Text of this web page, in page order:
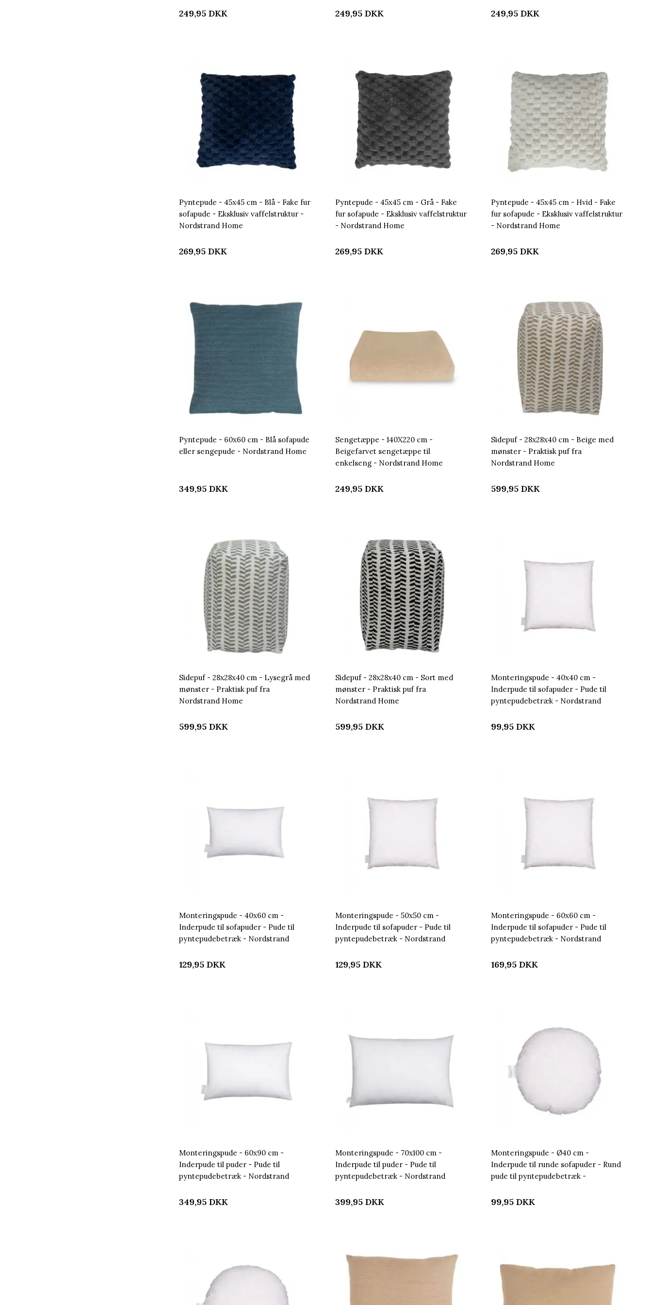
249,95 DKK 249,95 DKK 249,95 DKK
Pyntepude - 45x45 cm - Blå - Fake fur
sofapude - Eksklusiv vaffelstruktur -
Nordstrand Home
269,95 DKK
Pyntepude - 45x45 cm - Grå - Fake
fur sofapude - Eksklusiv vaffelstruktur
- Nordstrand Home
269,95 DKK
Pyntepude - 45x45 cm - Hvid - Fake
fur sofapude - Eksklusiv vaffelstruktur
- Nordstrand Home
269,95 DKK
Pyntepude - 60x60 cm - Blå sofapude
eller sengepude - Nordstrand Home
349,95 DKK
Sengetæppe - 140X220 cm -
Beigefarvet sengetæppe til
enkelseng - Nordstrand Home
249,95 DKK
Sidepuf - 28x28x40 cm - Beige med
mønster - Praktisk puf fra
Nordstrand Home
599,95 DKK
Sidepuf - 28x28x40 cm - Lysegrå med
mønster - Praktisk puf fra
Nordstrand Home
599,95 DKK
Sidepuf - 28x28x40 cm - Sort med
mønster - Praktisk puf fra
Nordstrand Home
599,95 DKK
Monteringspude - 40x40 cm -
Inderpude til sofapuder - Pude til
pyntepudebetræk - Nordstrand
99,95 DKK
Monteringspude - 40x60 cm -
Inderpude til sofapuder - Pude til
pyntepudebetræk - Nordstrand
129,95 DKK
Monteringspude - 50x50 cm -
Inderpude til sofapuder - Pude til
pyntepudebetræk - Nordstrand
129,95 DKK
Monteringspude - 60x60 cm -
Inderpude til sofapuder - Pude til
pyntepudebetræk - Nordstrand
169,95 DKK
Monteringspude - 60x90 cm -
Inderpude til puder - Pude til
pyntepudebetræk - Nordstrand
349,95 DKK
Monteringspude - 70x100 cm -
Inderpude til puder - Pude til
pyntepudebetræk - Nordstrand
399,95 DKK
Monteringspude - Ø40 cm -
Inderpude til runde sofapuder - Rund
pude til pyntepudebetræk -
99,95 DKK